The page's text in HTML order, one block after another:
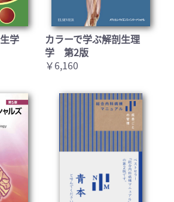
学
カラーで学ぶ解剖生理
学 第2版
￥6,160